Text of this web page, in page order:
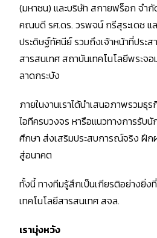
(มหาชน) และบริษัท สกายฟร็อก จำ
คณบดี รศ.ดร. วรพจน์ กรีสุระเดช
ประดิษฐ์ทัศนีย์ รวมถึงเจ้าหน้าที่ประ
สารสนเทศ สถาบันเทคโนโลยีพระจ
ลาดกระบัง
ภายในงานเราได้นำเสนอภาพรวมธุ
ไอทีครบวงจร หารือแนวทางการรับ
ศึกษา ส่งเสริมประสบการณ์จริง ฝึก
สู่อนาคต
ทั้งนี้ ทางทีมรู้สึกเป็นเกียรติอย่างยิ่ง
เทคโนโลยีสารสนเทศ สจล.
เรามุ่งหวัง